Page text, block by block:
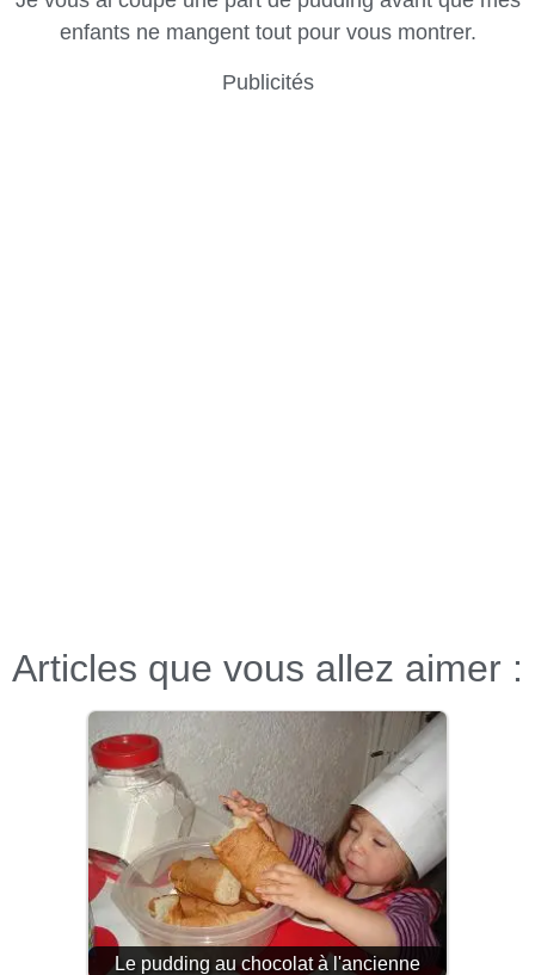
enfants ne mangent tout pour vous montrer.
Publicités
Articles que vous allez aimer :
Le pudding au chocolat à l'ancienne